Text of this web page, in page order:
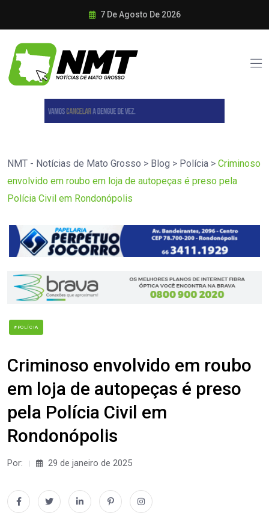
7 De Agosto De 2026
NMT - Notícias de Mato Grosso > Blog > Polícia > Criminoso
envolvido em roubo em loja de autopeças é preso pela
Polícia Civil em Rondonópolis
#POLÍCIA
Criminoso envolvido em roubo
em loja de autopeças é preso
pela Polícia Civil em
Rondonópolis
Por: 29 de janeiro de 2025